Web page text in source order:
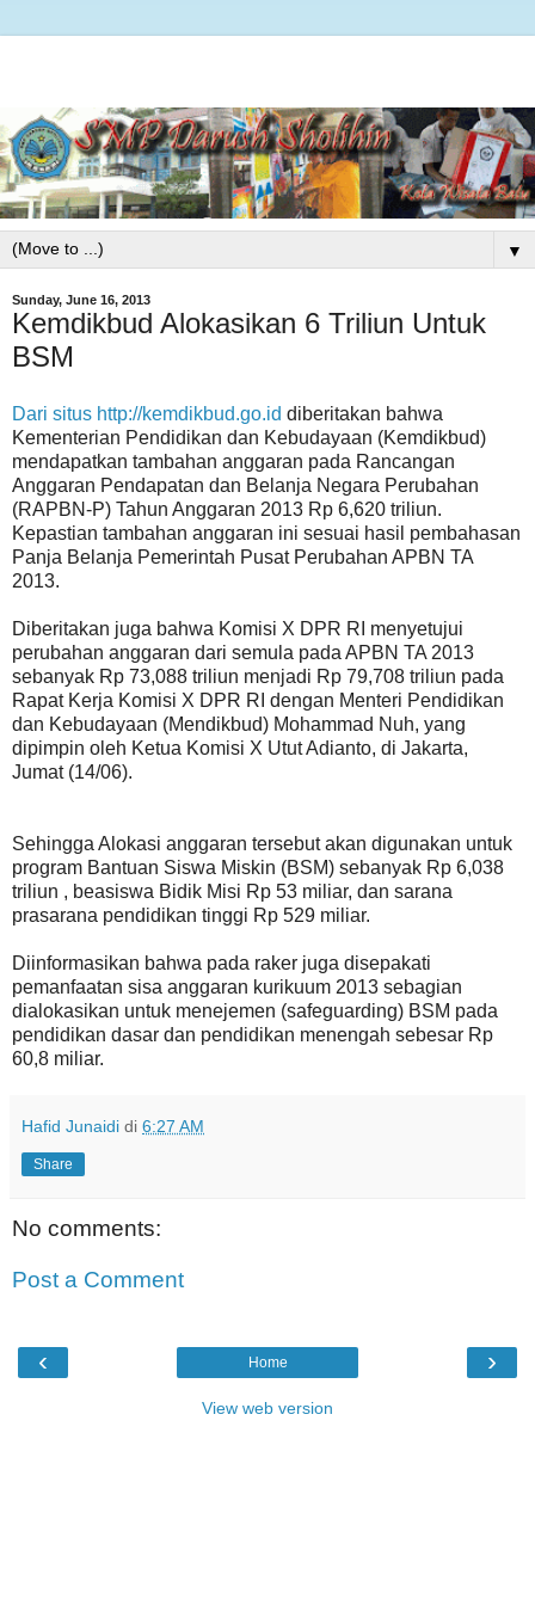
▼
Sunday, June 16, 2013
Kemdikbud Alokasikan 6 Triliun Untuk
BSM
Dari situs http://kemdikbud.go.id diberitakan bahwa
Kementerian Pendidikan dan Kebudayaan (Kemdikbud)
mendapatkan tambahan anggaran pada Rancangan
Anggaran Pendapatan dan Belanja Negara Perubahan
(RAPBN-P) Tahun Anggaran 2013 Rp 6,620 triliun.
Kepastian tambahan anggaran ini sesuai hasil pembahasan
Panja Belanja Pemerintah Pusat Perubahan APBN TA
2013.
Diberitakan juga bahwa Komisi X DPR RI menyetujui
perubahan anggaran dari semula pada APBN TA 2013
sebanyak Rp 73,088 triliun menjadi Rp 79,708 triliun pada
Rapat Kerja Komisi X DPR RI dengan Menteri Pendidikan
dan Kebudayaan (Mendikbud) Mohammad Nuh, yang
dipimpin oleh Ketua Komisi X Utut Adianto, di Jakarta,
Jumat (14/06).
Sehingga Alokasi anggaran tersebut akan digunakan untuk
program Bantuan Siswa Miskin (BSM) sebanyak Rp 6,038
triliun , beasiswa Bidik Misi Rp 53 miliar, dan sarana
prasarana pendidikan tinggi Rp 529 miliar.
Diinformasikan bahwa pada raker juga disepakati
pemanfaatan sisa anggaran kurikuum 2013 sebagian
dialokasikan untuk menejemen (safeguarding) BSM pada
pendidikan dasar dan pendidikan menengah sebesar Rp
60,8 miliar.
Hafid Junaidi di 6:27 AM
Share
No comments:
Post a Comment
‹ ›
Home
View web version